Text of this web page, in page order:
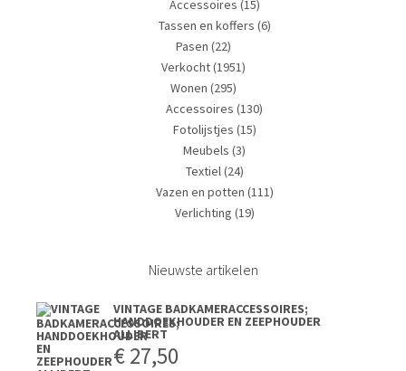
Accessoires (15)
Tassen en koffers (6)
Pasen (22)
Verkocht(1951)
Wonen (295)
Accessoires (130)
Fotolijstjes (15)
Meubels (3)
Textiel(24)
Vazen en potten (111)
Verlichting (19)
Nieuwste artikelen
VINTAGE BADKAMERACCESSOIRES;
HANDDOEKHOUDER EN ZEEPHOUDER
ALLIBERT
€27,50